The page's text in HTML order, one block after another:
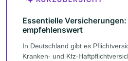
Essentielle
empfehlenswert
In Deutschland gibt es
Kranken- und Kfz-